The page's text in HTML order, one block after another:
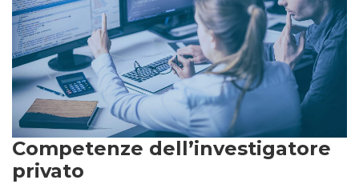
Competenze dell’investigatore
privato